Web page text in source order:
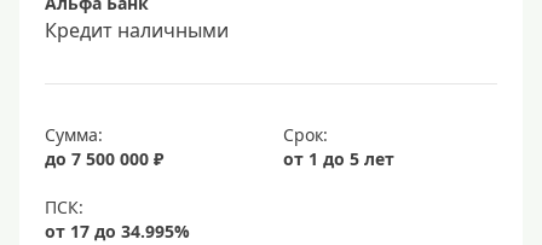
6%
7%
8%
9%
Кредит наличными
Сумма:
до 7 500 000 ₽
Срок:
от 1 до 5 лет